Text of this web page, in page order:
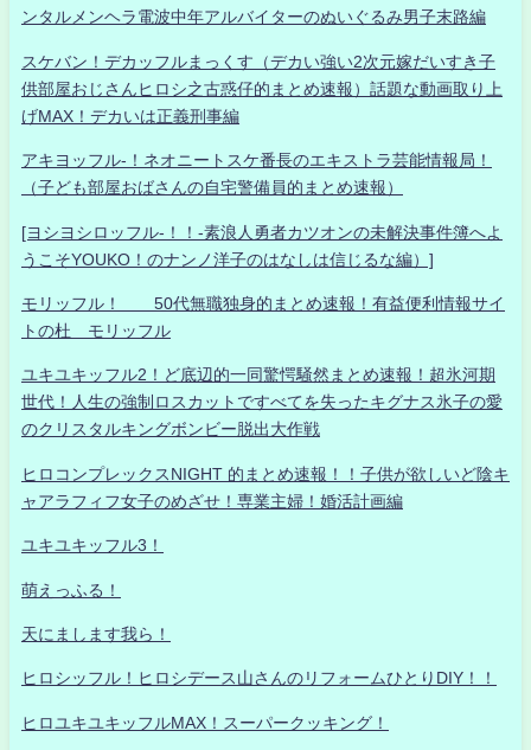
ンタルメンヘラ電波中年アルバイターのぬいぐるみ男子末路編
スケバン！デカッフルまっくす（デカい強い2次元嫁だいすき子
供部屋おじさんヒロシ之古惑仔的まとめ速報）話題な動画取り上
げMAX！デカいは正義刑事編
アキヨッフル-！ネオニートスケ番長のエキストラ芸能情報局！
（子ども部屋おばさんの自宅警備員的まとめ速報）
[ヨシヨシロッフル-！！-素浪人勇者カツオンの未解決事件簿へよ
うこそYOUKO！のナンノ洋子のはなしは信じるな編）]
モリッフル！ 50代無職独身的まとめ速報！有益便利情報サイ
トの杜 モリッフル
ユキユキッフル2！ど底辺的一同驚愕騒然まとめ速報！超氷河期
世代！人生の強制ロスカットですべてを失ったキグナス氷子の愛
のクリスタルキングボンビー脱出大作戦
ヒロコンプレックスNIGHT 的まとめ速報！！子供が欲しいど陰キ
ャアラフィフ女子のめざせ！専業主婦！婚活計画編
ユキユキッフル3！
萌えっふる！
天にまします我ら！
ヒロシッフル！ヒロシデース山さんのリフォームひとりDIY！！
ヒロユキユキッフルMAX！スーパークッキング！